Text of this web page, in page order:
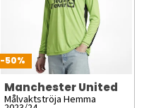
-50%
Manchester United
Målvaktströja Hemma